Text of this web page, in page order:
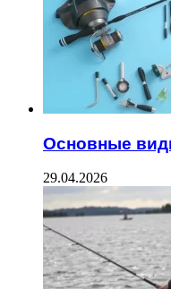
Основные
29.04.2026